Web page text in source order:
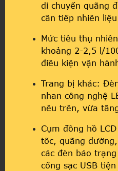
di chuyển quãng
cần tiếp nhiên
Mức tiêu thụ
khoảng 2-2,5 l/
điều kiện vận
Trang bị khác:
nhan công nghệ
nêu trên, vừa
Cụm đồng hồ
tốc, quãng
các đèn báo
cổng sạc USB